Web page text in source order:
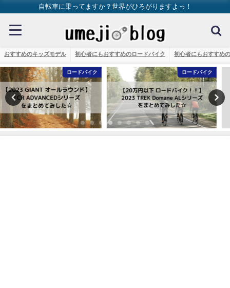
自転車に乗ってますか？世界がひろがりますよっ！
おすすめのキッズモデル 初心者にもおすすめのロードバイク 初心者にもおすすめ
ロードバイク ロードバイク